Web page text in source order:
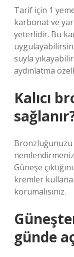
Tarif için 1
karbonat ve
yeterlidir. Bu
suyla
aydınlatma
Kalıcı
Güneşe
kremler
korumalısınız.
günde